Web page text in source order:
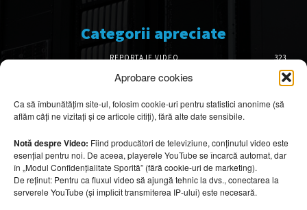
Aprobare cookies
Ca să îmbunătățim site-ul, folosim cookie-uri pentru statistici anonime (să
aflăm câți ne vizitați și ce articole citiți), fără alte date sensibile.
Notă despre Video: Fiind producători de televiziune, conținutul video este
esențial pentru noi. De aceea, playerele YouTube se încarcă automat, dar
în „Modul Confidențialitate Sporită” (fără cookie-uri de marketing).
De reținut: Pentru ca fluxul video să ajungă tehnic la dvs., conectarea la
serverele YouTube (și implicit transmiterea IP-ului) este necesară.
Categorii apreciate
REPORTAJE VIDEO
323
AMENAJĂRI INTERIOARE
126
DESIGN INTERIOR
64
ARHITECTURĂ & DESIGN
OPINII & ANALIZE
43
Articole recomandate
Secretele construirii bungalourilor